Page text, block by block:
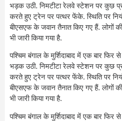
भड़क उठी. निमटीटा रेलवे स्टेशन पर कुछ
करते हुए ट्रेन पर पत्थर फेंके. स्थिति पर
बीएसएफ के जवान तैनात किए गए हैं. लोगों
भी जारी किया गया है.
पश्चिम बंगाल के मुर्शिदाबाद में एक बार
भड़क उठी. निमटीटा रेलवे स्टेशन पर कुछ
करते हुए ट्रेन पर पत्थर फेंके. स्थिति पर
बीएसएफ के जवान तैनात किए गए हैं. लोगों
भी जारी किया गया है.
पश्चिम बंगाल के मुर्शिदाबाद में एक बार